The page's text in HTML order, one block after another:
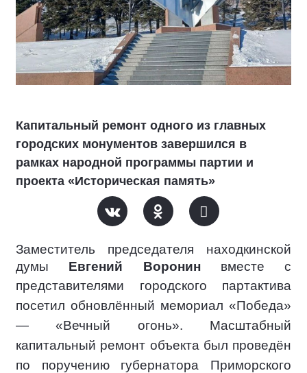
Капитальный ремонт одного из главных
городских монументов завершился в
рамках народной программы партии и
проекта «Историческая память»
Заместитель председателя находкинской
думы
Евгений Воронинвместе с
представителями городского партактива
посетил обновлённый мемориал «Победа»
— «Вечный огонь». Масштабный
капитальный ремонт объекта был проведён
по поручению губернатора Приморского